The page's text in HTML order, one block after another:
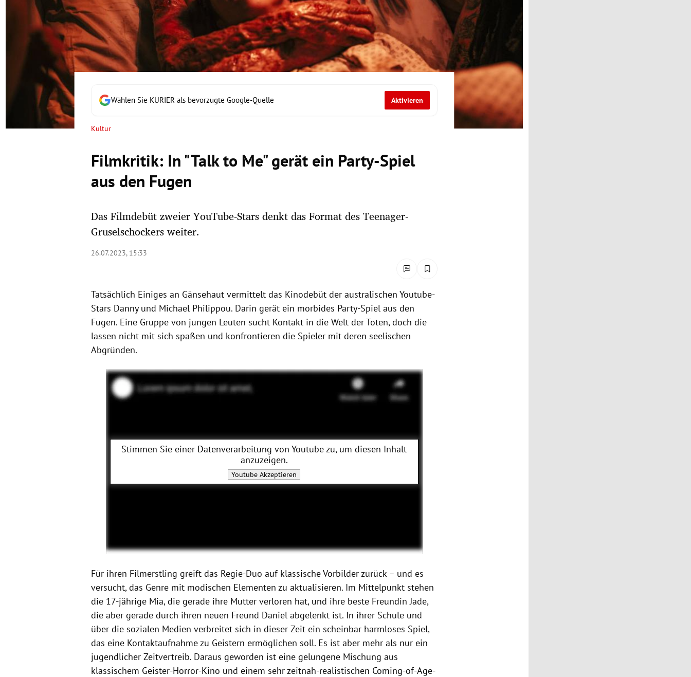
Untermenü
Untermenü
Untermenü
Untermenü
Untermenü
Wählen Sie KURIER als bevorzugte Google-Quelle Aktivieren
Kultur
Filmkritik: In "Talk to Me" gerät ein Party-Spiel
aus den Fugen
Das Filmdebüt zweier YouTube-Stars denkt das Format des Teenager-
Gruselschockers weiter.
26.07.2023, 15:33
Tatsächlich Einiges an Gänsehaut vermittelt das Kinodebüt der australischen Youtube-
Stars Danny und Michael Philippou. Darin gerät ein morbides Party-Spiel aus den
Fugen. Eine Gruppe von jungen Leuten sucht Kontakt in die Welt der Toten, doch die
lassen nicht mit sich spaßen und konfrontieren die Spieler mit deren seelischen
Abgründen.
Stimmen Sie einer Datenverarbeitung vonYoutubezu, um diesen Inhalt
anzuzeigen.
Youtube Akzeptieren
Für ihren Filmerstling greift das Regie-Duo auf klassische Vorbilder zurück – und es
versucht, das Genre mit modischen Elementen zu aktualisieren. Im Mittelpunkt stehen
die 17-jährige Mia, die gerade ihre Mutter verloren hat, und ihre beste Freundin Jade,
die aber gerade durch ihren neuen Freund Daniel abgelenkt ist. In ihrer Schule und
über die sozialen Medien verbreitet sich in dieser Zeit ein scheinbar harmloses Spiel,
das eine Kontaktaufnahme zu Geistern ermöglichen soll. Es ist aber mehr als nur ein
jugendlicher Zeitvertreib. Daraus geworden ist eine gelungene Mischung aus
klassischem Geister-Horror-Kino und einem sehr zeitnah-realistischen Coming-of-Age-